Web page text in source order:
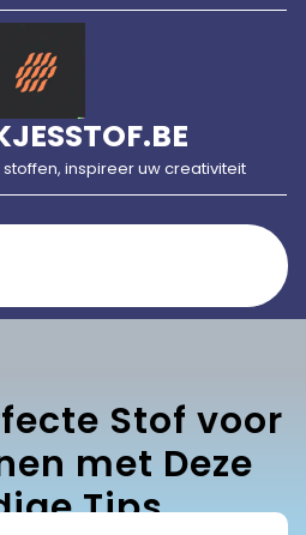
inspireer uw creativiteit
Stof voor
met Deze
Tips